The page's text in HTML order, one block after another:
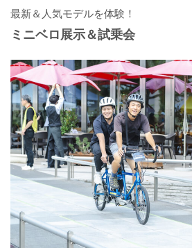
最新＆人気モデルを体験！
ミニベロ展示＆試乗会